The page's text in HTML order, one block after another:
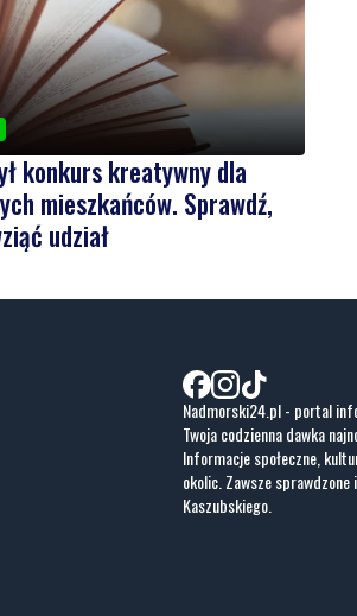
konkurs kreatywny dla
mieszkańców. Sprawdź,
udział
Nadmorski24.pl - portal
Twoja codzienna dawka
Informacje społeczne,
okolic. Zawsze
Kaszubskiego.